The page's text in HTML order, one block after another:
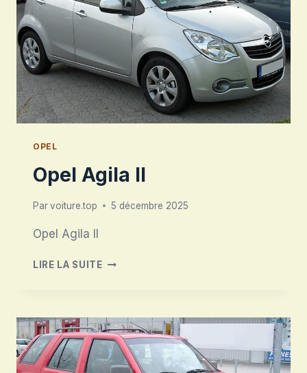
OPEL
Opel Agila II
Parvoiture.top 5 décembre 2025
Opel Agila II
LIRE LA SUITEOPEL